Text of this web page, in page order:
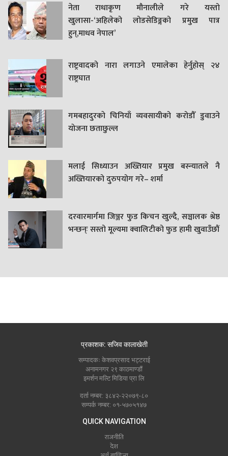
नेता राधाकृण मौनालीले गरे यस्तो
खुलासा-‘अहिलेको लोडसेडिङ्गको प्रमुख पात्र
हुन्,माधव नेपाल’
राष्ट्रवादको नारा लगाउने एमालेका हेर्नुहोस् २४
राष्ट्रघात
गमबहादुरकाे चिनियाँ व्यवसायीको करोडौँ डुवाउने
याेजना छताछुल्ल
मलाई सिध्याउन अख्तियार प्रमुख बस्न्यातले नै
अख्तियारको दुरुपयोग गरे– शर्मा
दरवारमार्गमा जिञ्जर फुड किचन खुल्दै, सञ्चालक श्रेष्ठ
भन्छन्ः सस्तो मूल्यमा क्वालिटीको फुड हामी खुवाउँछौं
प्रकाशक: सजिव कालाखेती
सम्पादकः केशवप्रसाद भट्टराई
अनामनगर २९ काठमाण्डौं
इमर्शन मल्टि मिडिया प्रा लि
दर्ता नम्बर: ३८४२-२२०७९-८०
सम्पर्क नम्बर: ०१-५७०५१४७
QUICK NAVIGATION
राजनीति
देश